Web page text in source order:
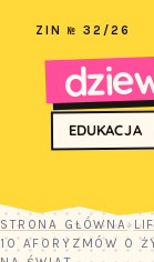
ZIN № 32/26
EDUKACJA
STRONA GŁÓWNA›
10 AFORYZMÓW O